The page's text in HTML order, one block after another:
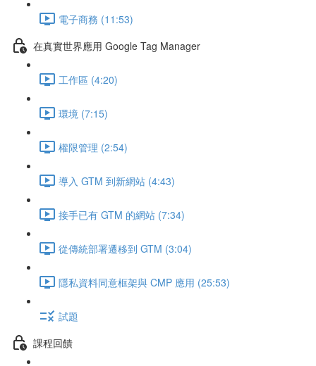
電子商務 (11:53)
在真實世界應用 Google Tag Manager
工作區 (4:20)
環境 (7:15)
權限管理 (2:54)
導入 GTM 到新網站 (4:43)
接手已有 GTM 的網站 (7:34)
從傳統部署遷移到 GTM (3:04)
隱私資料同意框架與 CMP 應用 (25:53)
試題
課程回饋